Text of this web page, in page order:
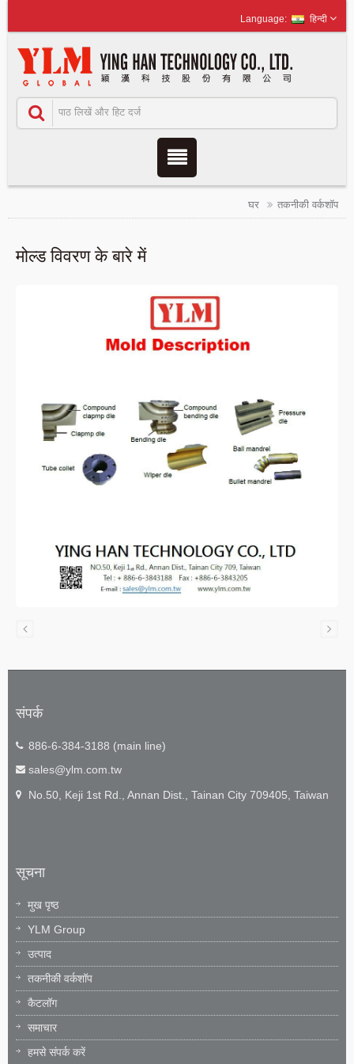
हिन्दी
घर तकनीकी वर्कशॉप
मोल्ड विवरण के बारे में
संपर्क
886-6-384-3188 (main line)
sales@ylm.com.tw
No.50, Keji 1st Rd., Annan Dist., Tainan City 709405, Taiwan
सूचना
मुख पृष्ठ
YLM Group
उत्पाद
तकनीकी वर्कशॉप
कैटलॉग
समाचार
हमसे संपर्क करें